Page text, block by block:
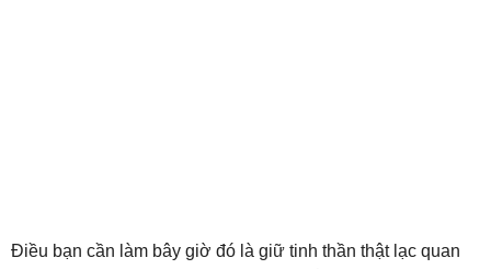
Điều bạn cần làm bây giờ đó là giữ tinh thần thật lạc quan